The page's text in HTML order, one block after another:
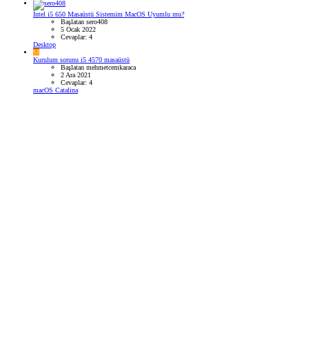
İntel i5 650 Masaüstü Sistemim MacOS Uyumlu mu?
Başlatan sero408
5 Ocak 2022
Cevaplar: 4
Desktop
M
Kurulum sorunu i5 4570 masaüstü
Başlatan mehmetcemkaraca
2 Ara 2021
Cevaplar: 4
macOS Catalina